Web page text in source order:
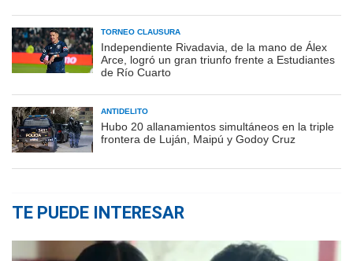
TORNEO CLAUSURA
Independiente Rivadavia, de la mano de Álex
Arce, logró un gran triunfo frente a Estudiantes
de Río Cuarto
ANTIDELITO
Hubo 20 allanamientos simultáneos en la triple
frontera de Luján, Maipú y Godoy Cruz
TE PUEDE INTERESAR